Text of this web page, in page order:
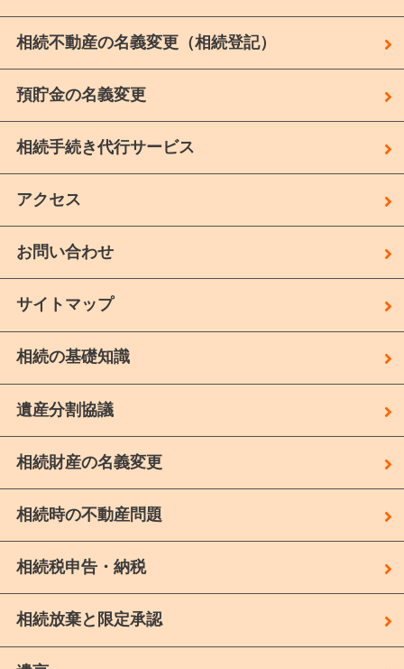
相続不動産の名義変更（相続登記）
預貯金の名義変更
相続手続き代行サービス
アクセス
お問い合わせ
サイトマップ
相続の基礎知識
遺産分割協議
相続財産の名義変更
相続時の不動産問題
相続税申告・納税
相続放棄と限定承認